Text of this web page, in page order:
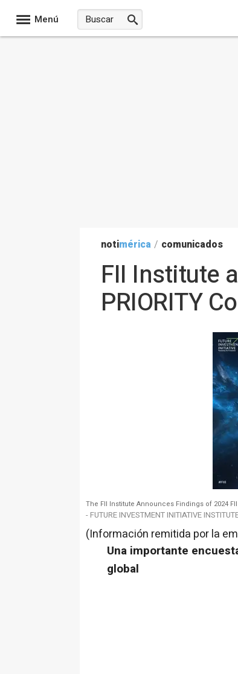
Menú
notimérica / comunicados
FII Institute
PRIORITY
The FII Institute Announces Findings of 2024
- FUTURE INVESTMENT INITIATIVE
(Información remitida por la
Una importante
global